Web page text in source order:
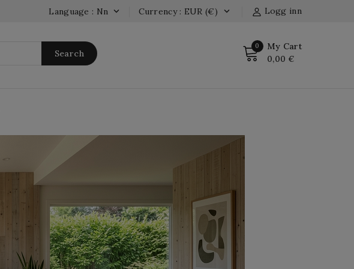
Logg inn
Currency : EUR (€) 
Language : Nn 
Search
0 My Cart
0,00 €